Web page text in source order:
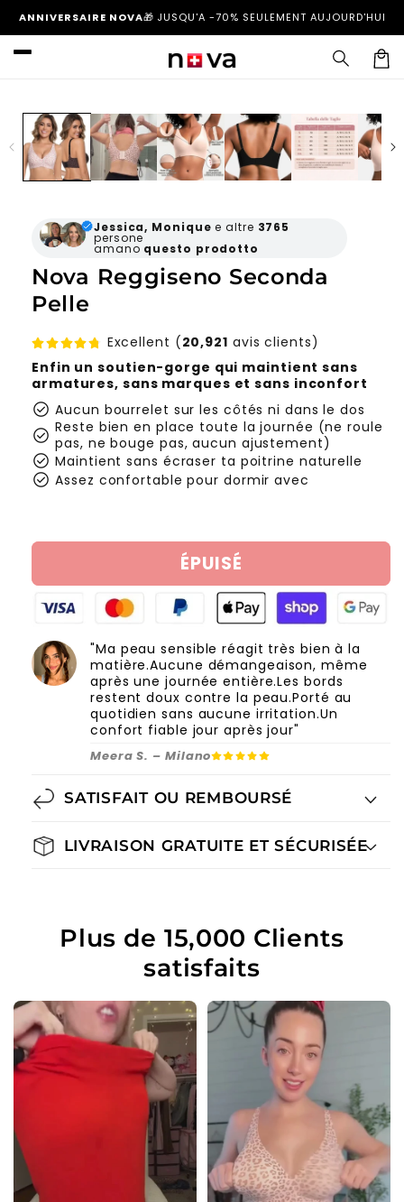
passer
au
contenu
ANNIVERSAIRE NOVA🎁 JUSQU'A -70% SEULEMENT AUJOURD'HUI
Panier
Jessica, Monique e altre 3765
persone
amano questo prodotto
Nova Reggiseno Seconda
Pelle
Excellent (20,921 avis clients)
Enfin un soutien-gorge qui maintient sans
armatures, sans marques et sans inconfort
check_circle Aucun bourrelet sur les côtés ni dans le dos
check_circle Reste bien en place toute la journée (ne roule
pas, ne bouge pas, aucun ajustement)
check_circle Maintient sans écraser ta poitrine naturelle
check_circle Assez confortable pour dormir avec
ÉPUISÉ
"Ma peau sensible réagit très bien à la
matière.Aucune démangeaison, même
après une journée entière.Les bords
restent doux contre la peau.Porté au
quotidien sans aucune irritation.Un
confort fiable jour après jour"
Meera S. – Milano
SATISFAIT OU REMBOURSÉ
LIVRAISON GRATUITE ET SÉCURISÉE
Plus de 15,000 Clients
satisfaits